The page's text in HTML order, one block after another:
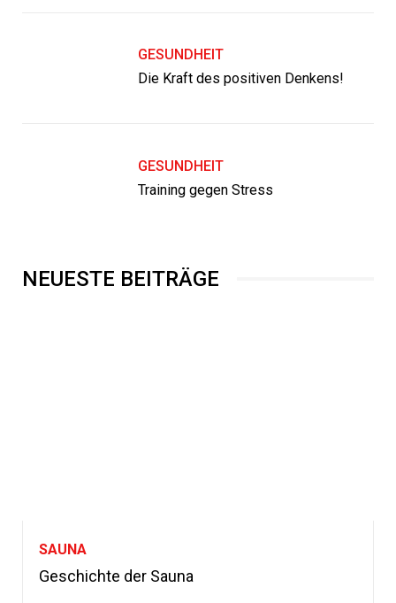
GESUNDHEIT
Die Kraft des positiven Denkens!
GESUNDHEIT
Training gegen Stress
NEUESTE BEITRÄGE
SAUNA
Geschichte der Sauna